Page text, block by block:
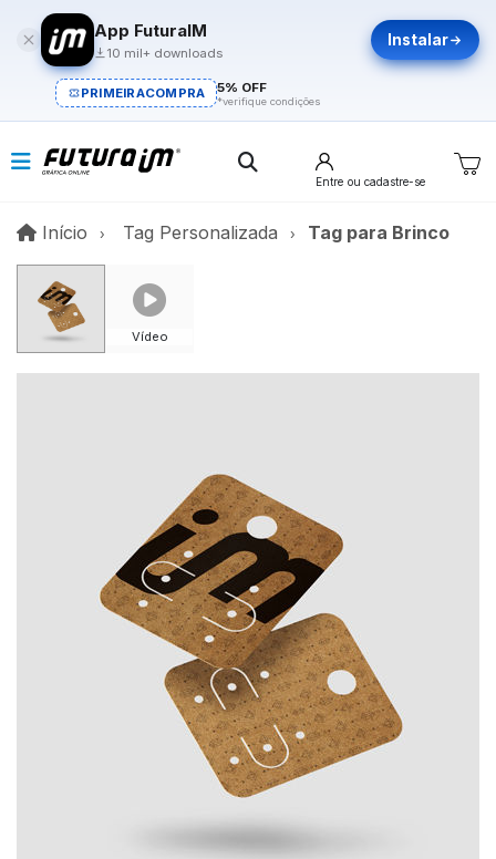
App FuturaIM
10 mil+ downloads
Instalar
PRIMEIRACOMPRA 5% OFF
*verifique condições
Entre ou cadastre-se
Início InícioTag Personalizada Tag para Brinco
Vídeo